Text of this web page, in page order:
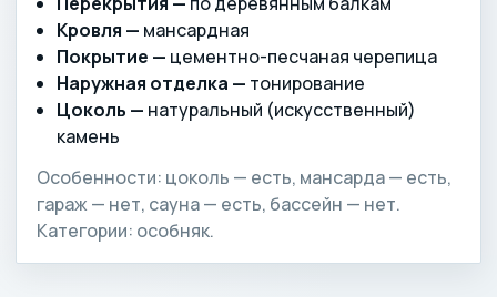
Кровля — мансардная
Покрытие — цементно-песчаная черепица
Наружная отделка — тонирование
Цоколь — натуральный (искусственный)
камень
Особенности: цоколь — есть, мансарда — есть,
гараж — нет, сауна — есть, бассейн — нет.
Категории: особняк.